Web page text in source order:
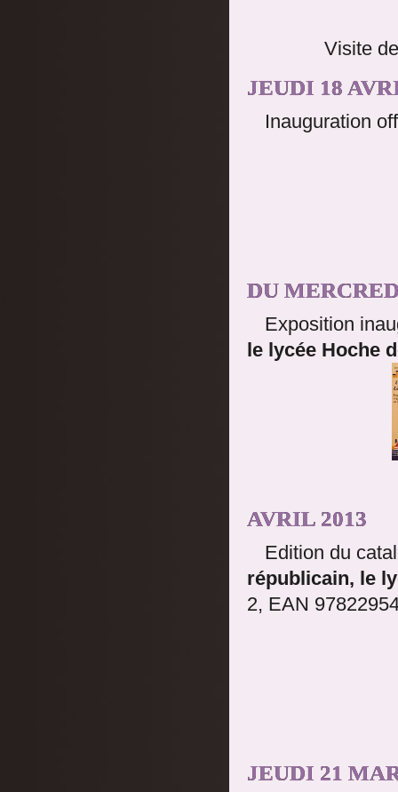
Visite
JEUDI 18
Inauguration
DU
Exposition
le lycée Hoche
AVRIL 2013
Edition du
républicain, le
2, EAN
JEUDI 21